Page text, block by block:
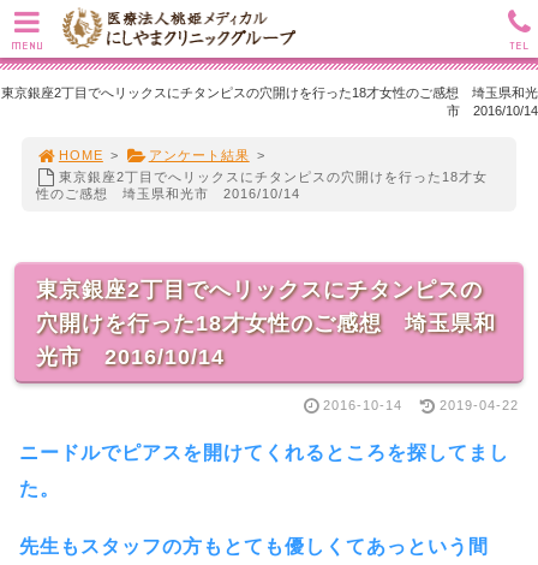
東京銀座2丁目でへリックスにチタンピスの穴開けを行った18才女性のご感想 埼玉県和光
市 2016/10/14
HOME > アンケート結果 >
東京銀座2丁目でへリックスにチタンピスの穴開けを行った18才女
性のご感想 埼玉県和光市 2016/10/14
東京銀座2丁目でへリックスにチタンピスの
穴開けを行った18才女性のご感想 埼玉県和
光市 2016/10/14
2016-10-14 2019-04-22
ニードルでピアスを開けてくれるところを探してまし
た。
先生もスタッフの方もとても優しくてあっという間
MENU TEL